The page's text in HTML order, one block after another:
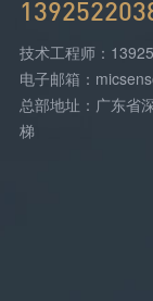
技术工程师：
电子邮箱：
总部地址：广东省
梯